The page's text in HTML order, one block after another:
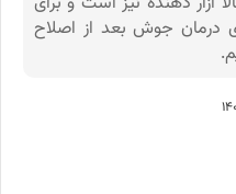
درمان جوش بعد از اصلاح